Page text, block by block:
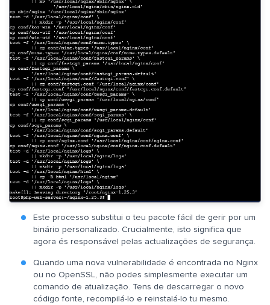
Este processo substitui o teu pacote fácil de gerir por um
binário personalizado. Crucialmente, isto significa que
agora és responsável pelas actualizações de segurança.
Quando uma nova vulnerabilidade é encontrada no Nginx
ou no OpenSSL, não podes simplesmente executar um
comando de atualização. Tens de descarregar o novo
código fonte, recompilá-lo e reinstalá-lo tu mesmo.